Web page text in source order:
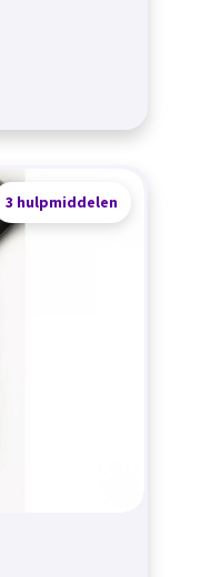
3 hulpmiddelen